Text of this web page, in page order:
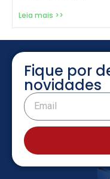
Leia mais >>
Fique por
novidades